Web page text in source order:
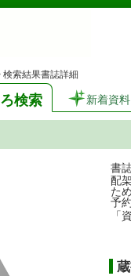
検索結果書誌詳細
検索 新着資料
書
配
た
予
「